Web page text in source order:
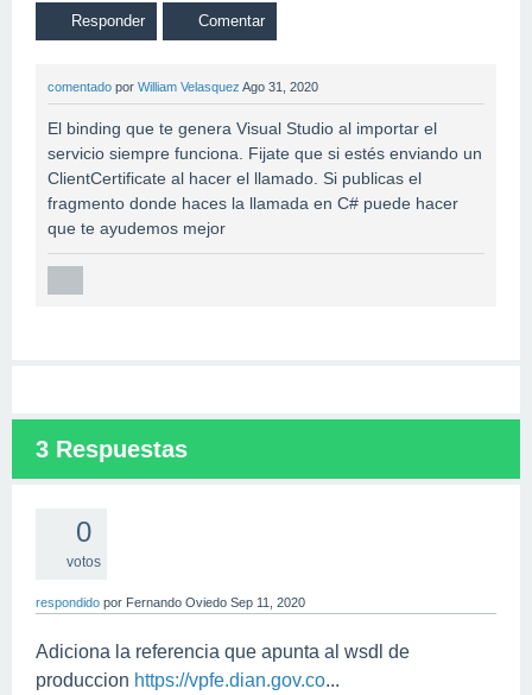
comentado por William Velasquez Ago 31, 2020
El binding que te genera Visual Studio al importar el
servicio siempre funciona. Fijate que si estés enviando un
ClientCertificate al hacer el llamado. Si publicas el
fragmento donde haces la llamada en C# puede hacer
que te ayudemos mejor
3 Respuestas
0
votos
respondido por Fernando Oviedo Sep 11, 2020
Adiciona la referencia que apunta al wsdl de
produccion https://vpfe.dian.gov.co...